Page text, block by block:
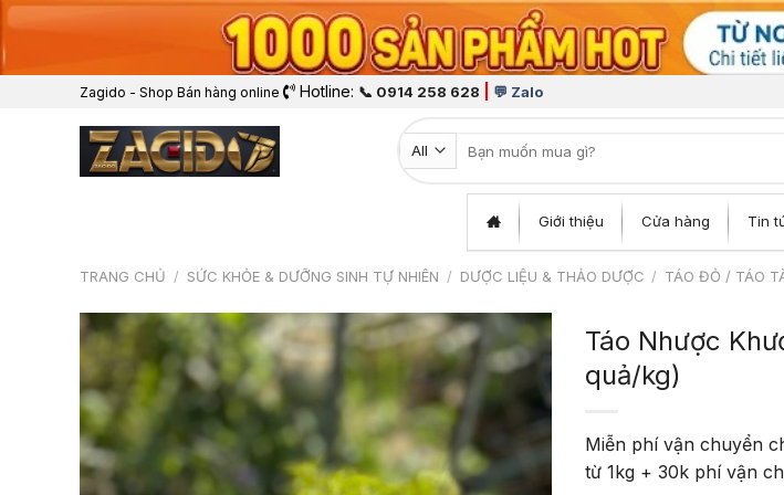
Zagido - Shop Bán hàng online Hotline: 📞 0914 258 628 💬 Zalo
Tìm kiếm:
Giới thiệu Cửa hàng Tin
TRANG CHỦ / SỨC KHỎE & DƯỠNG SINH TỰ NHIÊN / DƯỢC LIỆU & THẢO DƯỢC / TÁO ĐỎ / TÁO
Wishlist
Táo Nhược
quả/kg)
Miễn phí vận chuyển
từ 1kg + 30k phí vận